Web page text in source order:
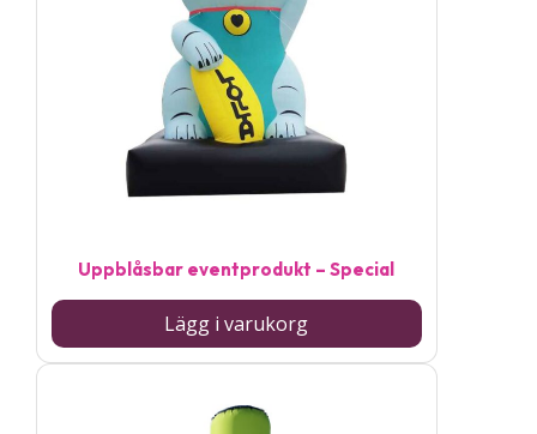
Uppblåsbar eventprodukt – Special
Lägg i varukorg